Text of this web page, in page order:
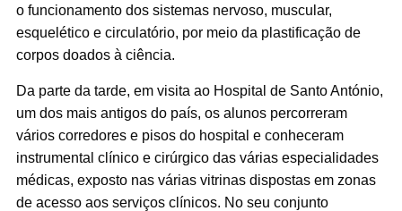
o funcionamento dos sistemas nervoso, muscular,
esquelético e circulatório, por meio da plastificação de
corpos doados à ciência.
Da parte da tarde, em visita ao Hospital de Santo António,
um dos mais antigos do país, os alunos percorreram
vários corredores e pisos do hospital e conheceram
instrumental clínico e cirúrgico das várias especialidades
médicas, exposto nas várias vitrinas dispostas em zonas
de acesso aos serviços clínicos. No seu conjunto